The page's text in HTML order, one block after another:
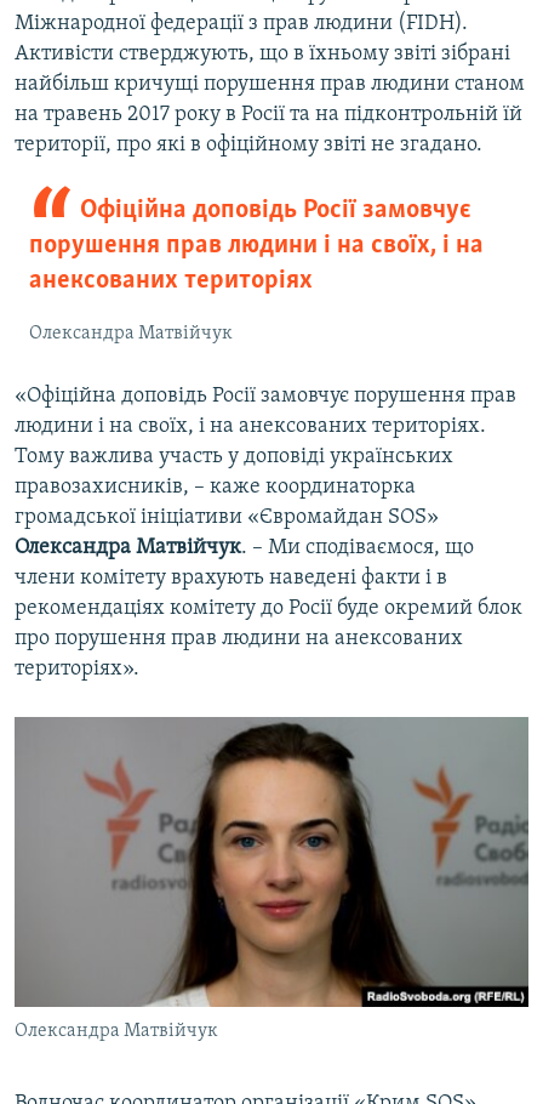
Міжнародної федерації з прав людини (FIDH).
Активісти стверджують, що в їхньому звіті зібрані
найбільш кричущі порушення прав людини станом
на травень 2017 року в Росії та на підконтрольній їй
території, про які в офіційному звіті не згадано.
Офіційна доповідь Росії замовчує
порушення прав людини і на своїх, і на
анексованих територіях
Олександра Матвійчук
«Офіційна доповідь Росії замовчує порушення прав
людини і на своїх, і на анексованих територіях.
Тому важлива участь у доповіді українських
правозахисників, – каже координаторка
громадської ініціативи «Євромайдан SOS»
Олександра Матвійчук. – Ми сподіваємося, що
члени комітету врахують наведені факти і в
рекомендаціях комітету до Росії буде окремий блок
про порушення прав людини на анексованих
територіях».
Олександра Матвійчук